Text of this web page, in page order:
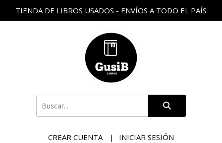
TIENDA DE LIBROS USADOS - ENVÍOS A TODO EL PAÍS
CREAR CUENTA INICIAR SESIÓN